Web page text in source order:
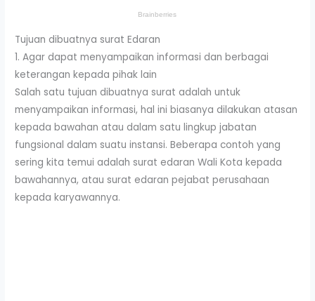
Tujuan dibuatnya surat Edaran
1. Agar dapat menyampaikan informasi dan berbagai
keterangan kepada pihak lain
Salah satu tujuan dibuatnya surat adalah untuk
menyampaikan informasi, hal ini biasanya dilakukan atasan
kepada bawahan atau dalam satu lingkup jabatan
fungsional dalam suatu instansi. Beberapa contoh yang
sering kita temui adalah surat edaran Wali Kota kepada
bawahannya, atau surat edaran pejabat perusahaan
kepada karyawannya.